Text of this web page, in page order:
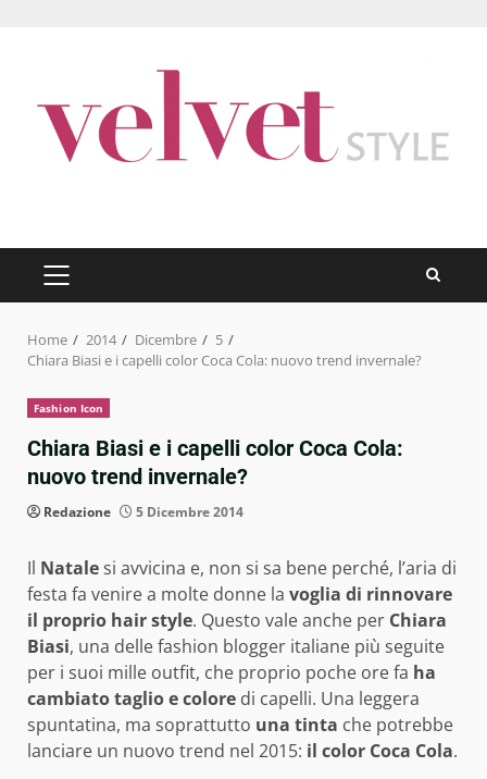
PRIMARY
MENU
Home 2014 Dicembre
5
Chiara Biasi e i capelli color Coca Cola: nuovo trend invernale?
Fashion Icon
Chiara Biasi e i capelli color Coca Cola:
nuovo trend invernale?
Redazione 5 Dicembre 2014
Il Natalesi avvicina e, non si sa bene perché, l’aria di
festa fa venire a molte donne la voglia di rinnovare
il proprio hair style. Questo vale anche per Chiara
Biasi, una delle fashion blogger italiane più seguite
per i suoi mille outfit, che proprio poche ore fa ha
cambiato taglio e colore di capelli. Una leggera
spuntatina, ma soprattutto una tinta che potrebbe
lanciare un nuovo trend nel 2015: il color Coca Cola.